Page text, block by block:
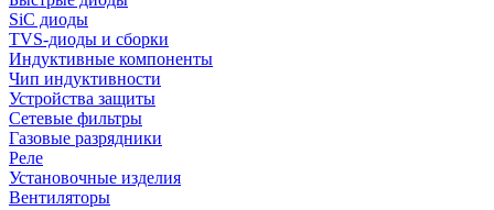
SiC диоды
TVS-диоды и сборки
Индуктивные компоненты
Чип индуктивности
Устройства защиты
Сетевые фильтры
Газовые разрядники
Реле
Установочные изделия
Вентиляторы